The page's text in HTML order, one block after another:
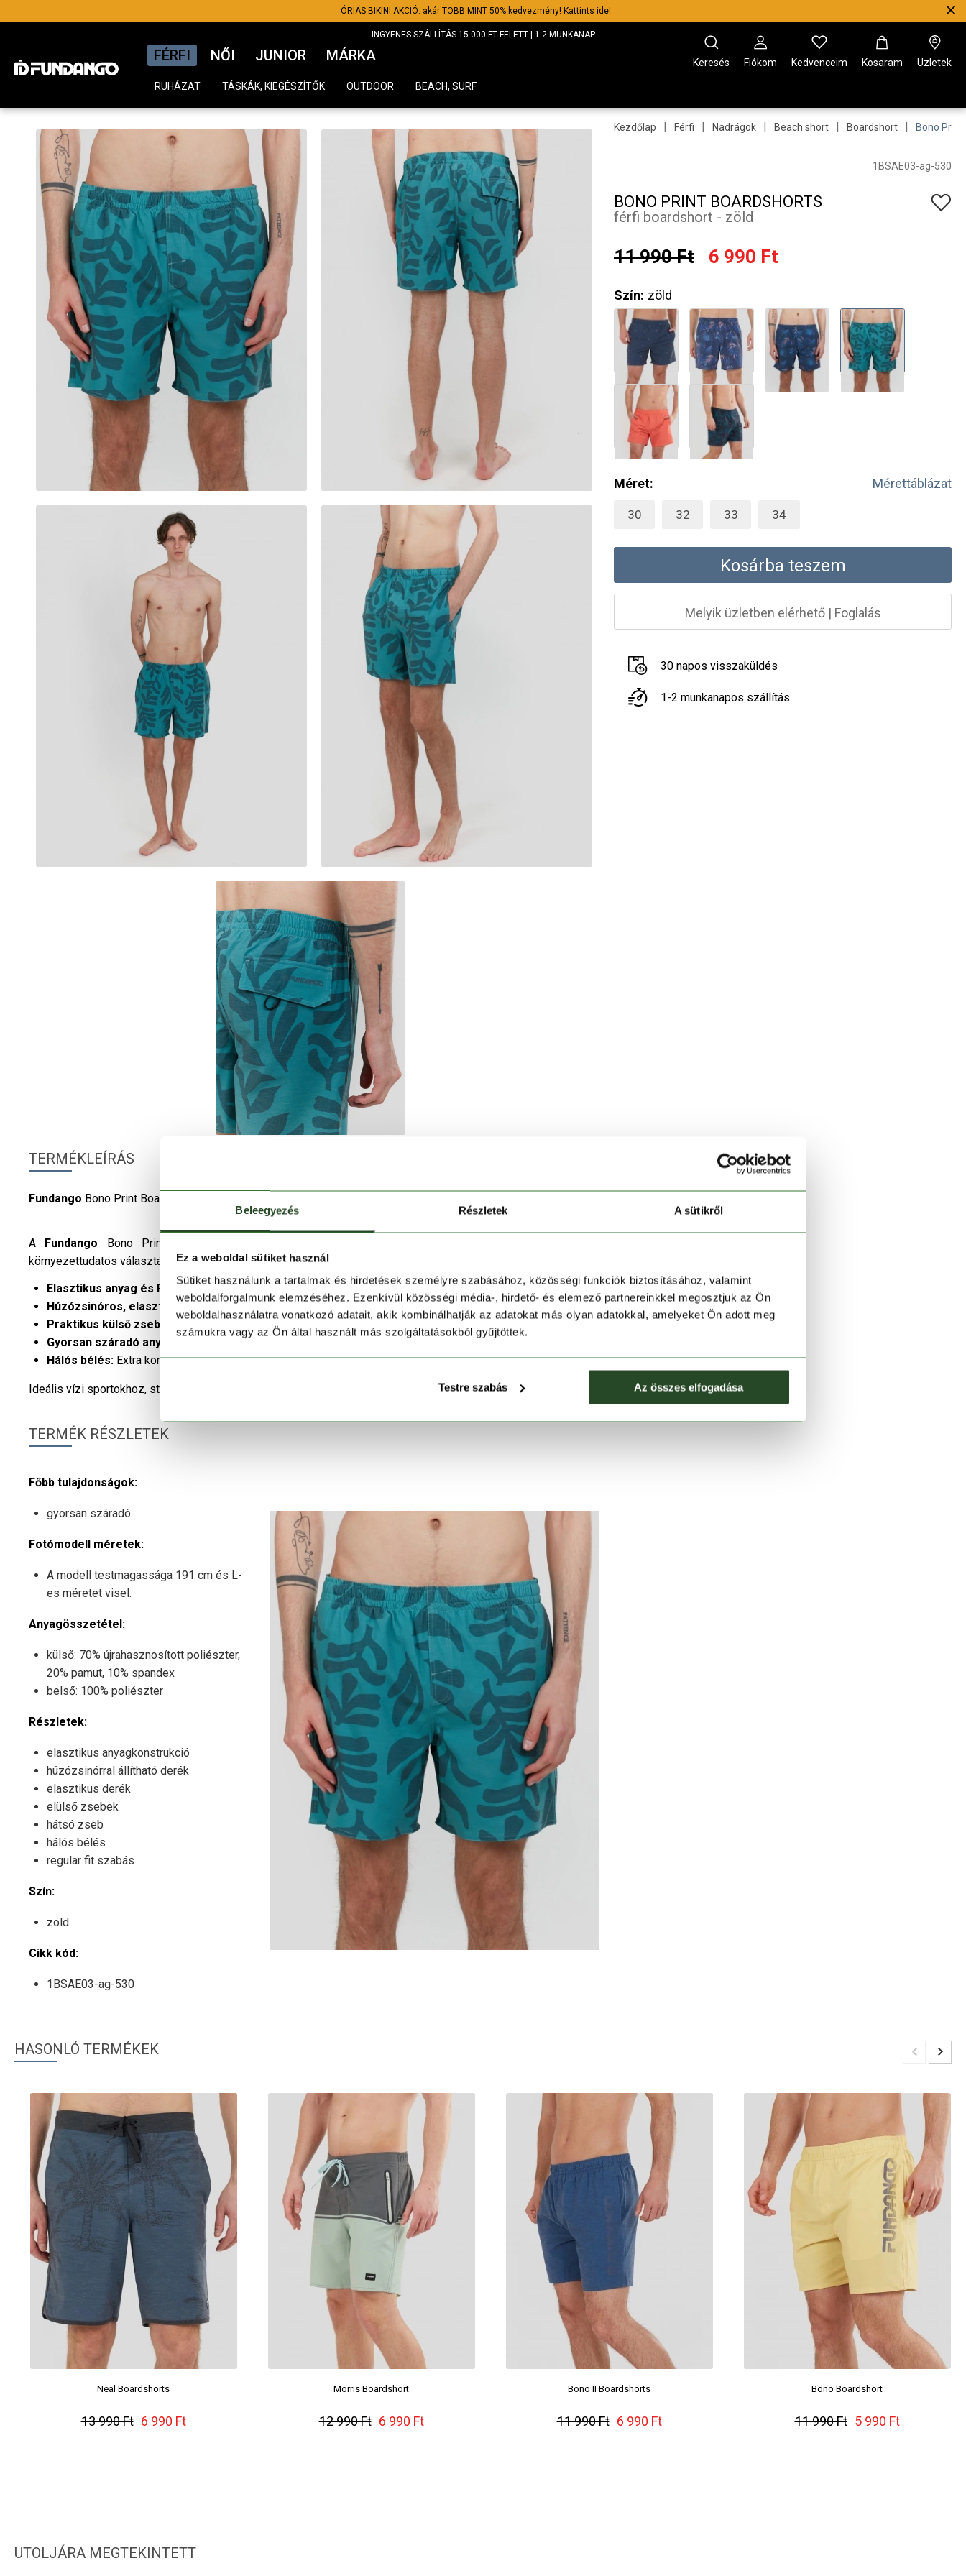
Beleegyezés Részletek A sütikről
Ez a weboldal sütiket használ
Sütiket használunk a tartalmak és hirdetések személyre szabásához, közösségi funkciók biztosításához, valamint
weboldalforgalmunk elemzéséhez. Ezenkívül közösségi média-, hirdető- és elemező partnereinkkel megosztjuk az Ön
weboldalhasználatra vonatkozó adatait, akik kombinálhatják az adatokat más olyan adatokkal, amelyeket Ön adott meg
számukra vagy az Ön által használt más szolgáltatásokból gyűjtöttek.
Testre szabás Az összes elfogadása
ÓRIÁS BIKINI AKCIÓ: akár TÖBB MINT 50% kedvezmény! Kattints ide!
INGYENES SZÁLLÍTÁS 15 000 FT FELETT | 1-2 MUNKANAP
FÉRFI NŐI JUNIOR MÁRKA
RUHÁZAT TÁSKÁK, KIEGÉSZÍTŐK OUTDOOR BEACH, SURF
Keresés Fiókom Kedvenceim Kosaram Üzletek
TERMÉKLEÍRÁS
Fundango Bono Print Boardshort – Kényelem és mozgásszabadság.
A Fundango Bono Print Boardshort
környezettudatos választás a nyári napokra.
Elasztikus anyag és Regular Fit szabás:Teljes mozgásszabadságot biztosít.
Húzózsinóros, elasztikus derékrész:Stabil illeszkedést nyújt mozgás közben is.
Praktikus külső zsebek:
Biztonságos tárolóhely apró tárgyaknak.
Gyorsan száradó anyag:
Maximális kényelmet nyújt a vízben és a parton is.
Hálós bélés: Extra komfort és megfelelő szellőzés.
Ideális vízi sportokhoz, strandoláshoz vagy nyári pihenéshez.
TERMÉK RÉSZLETEK
Főbb tulajdonságok:
gyorsan száradó
Fotómodell méretek:
A modell testmagassága 191 cm és L-
es méretet visel.
Anyagösszetétel:
külső: 70% újrahasznosított poliészter,
20% pamut, 10% spandex
belső: 100% poliészter
Részletek:
elasztikus anyagkonstrukció
húzózsinórral állítható derék
elasztikus derék
elülső zsebek
hátsó zseb
hálós bélés
regular fit szabás
Szín:
zöld
Cikk kód:
1BSAE03-ag-530
Kezdőlap | Férfi | Nadrágok | Beach short | Boardshort | Bono
1BSAE03-ag-530
BONO PRINT BOARDSHORTS
férfi boardshort - zöld
11 990 Ft 6 990 Ft
Szín: zöld
Méret: Mérettáblázat
30 32 33 34
Kosárba teszem
Melyik üzletben elérhető| Foglalás
30 napos visszaküldés
1-2 munkanapos szállítás
HASONLÓ TERMÉKEK
Neal Boardshorts
13 990 Ft 6 990 Ft
Morris Boardshort
12 990 Ft 6 990 Ft
Bono II Boardshorts
11 990 Ft 6 990 Ft
Bono Boardshort
11 990 Ft 5 990 Ft
UTOLJÁRA MEGTEKINTETT